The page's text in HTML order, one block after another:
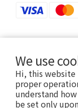
We use
Hi, this website
proper
understand
be set only
提醒您，可沛寵藥